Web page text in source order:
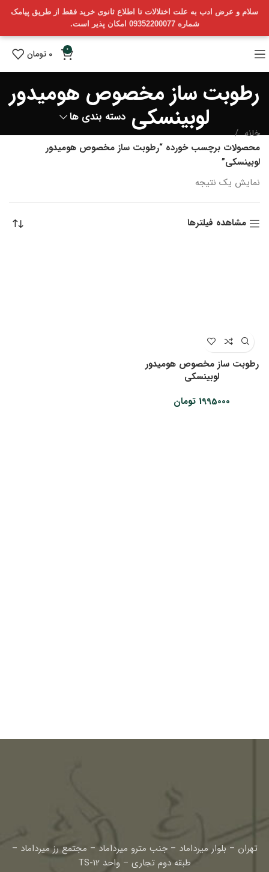
سلام و عرض ادب به علت اختلالات تا اطلاع ثانوی خرید فقط از طریق پیامک
شماره 09352200077 امکان پذیر است.
0
0 تومان
رطوبت ساز مخصوص هومیدور
لوبینسکی دسته بندی ها
خانه
محصولات برچسب خورده “رطوبت ساز مخصوص هومیدور
لوبینسکی”
نمایش یک نتیجه
مشاهده فیلترها
رطوبت ساز مخصوص هومیدور
لوبینسکی
1995000 تومان
تهران – بلوار میرداماد – جنب مترو میرداماد – مجتمع رز میرداماد –
طبقه دوم تجاری – واحد TS-12